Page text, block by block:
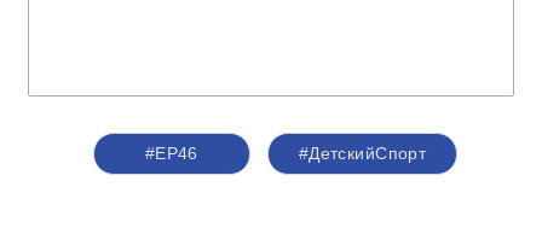
#ЕР46 #ДетскийСпорт